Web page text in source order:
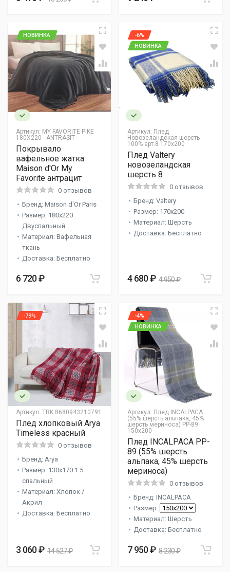
Артикул: MY FAVORITE PIKE
180X220 - ANTRASIT
НОВИНКА
Покрывало
вафельное жатка
Maison d'Or My
Favorite антрацит
0 отзывов
Бренд: Maison d'Or Paris
Размер: 180x220
Двуспальный
Материал: Вафельная
ткань
Доставка: Бесплатно
6 720 ₽
Артикул: Плед
Новозеландская шерсть
100% арт.8 170х200
-6%
НОВИНКА
Плед Valtery
новозеландская
шерсть 8
0 отзывов
Бренд: Valtery
Размер: 170x200
Материал: Шерсть
Доставка: Бесплатно
4 680 ₽ 4 950 ₽
Артикул: TRK 8680943210791
-79%
Плед хлопковый Arya
Timeless красный
0 отзывов
Бренд: Arya
Размер: 130x170 1.5
спальный
Материал: Хлопок /
Акрил
Доставка: Бесплатно
3 060 ₽ 14 527 ₽
Артикул: Плед INCALPACA
(55% шерсть альпака, 45%
шерсть мериноса) PP-89
150x200
-4%
НОВИНКА
Плед INCALPACA PP-
89 (55% шерсть
альпака, 45% шерсть
мериноса)
0 отзывов
Бренд: INCALPACA
Размер:
Материал: Шерсть
Доставка: Бесплатно
7 950 ₽ 8 230 ₽